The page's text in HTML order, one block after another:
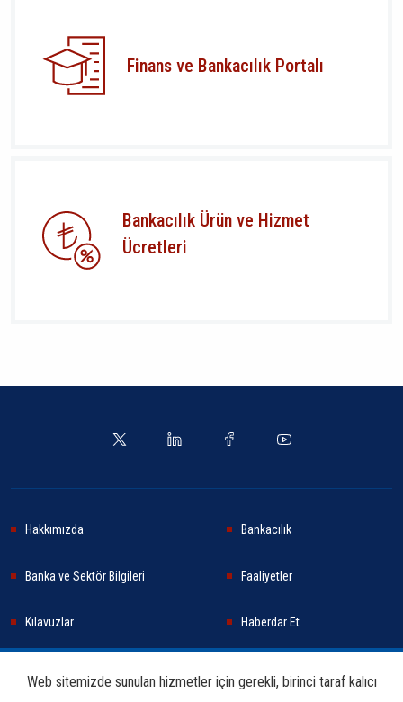
Finans ve Bankacılık Portalı
Bankacılık Ürün ve Hizmet
Ücretleri
Hakkımızda Bankacılık
Banka ve Sektör Bilgileri Faaliyetler
Kılavuzlar Haberdar Et
Web sitemizde sunulan hizmetler için gerekli, birinci taraf kalıcı